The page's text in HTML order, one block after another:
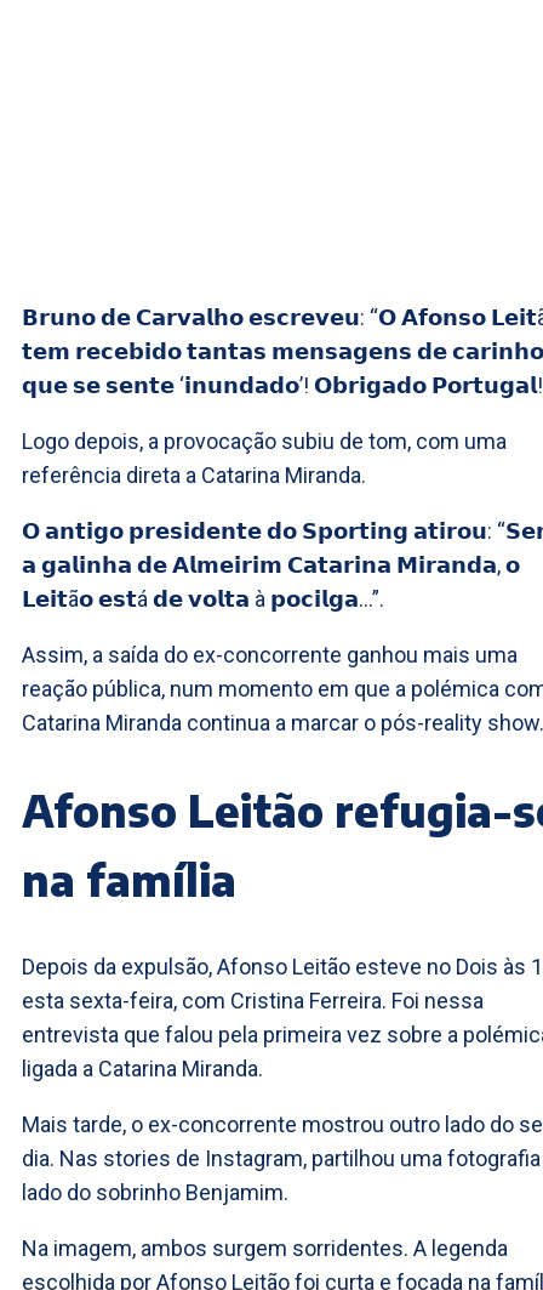
𝗕𝗿𝘂𝗻𝗼 𝗱𝗲 𝗖𝗮𝗿𝘃𝗮𝗹𝗵𝗼 𝗲𝘀𝗰𝗿𝗲𝘃𝗲𝘂: “𝗢 𝗔𝗳𝗼𝗻𝘀𝗼
𝘁𝗲𝗺 𝗿𝗲𝗰𝗲𝗯𝗶𝗱𝗼 𝘁𝗮𝗻𝘁𝗮𝘀 𝗺𝗲𝗻𝘀𝗮𝗴𝗲𝗻𝘀 𝗱𝗲 𝗰𝗮𝗿𝗶𝗻𝗵𝗼
𝗾𝘂𝗲 𝘀𝗲 𝘀𝗲𝗻𝘁𝗲 ‘𝗶𝗻𝘂𝗻𝗱𝗮𝗱𝗼’! 𝗢𝗯𝗿𝗶𝗴𝗮𝗱𝗼
Logo depois, a provocação subiu de tom, com uma
referência direta a Catarina Miranda.
𝗢 𝗮𝗻𝘁𝗶𝗴𝗼 𝗽𝗿𝗲𝘀𝗶𝗱𝗲𝗻𝘁𝗲 𝗱𝗼 𝗦𝗽𝗼𝗿𝘁𝗶𝗻𝗴 𝗮𝘁𝗶𝗿𝗼𝘂:
𝗮 𝗴𝗮𝗹𝗶𝗻𝗵𝗮 𝗱𝗲 𝗔𝗹𝗺𝗲𝗶𝗿𝗶𝗺 𝗖𝗮𝘁𝗮𝗿𝗶𝗻𝗮 𝗠𝗶𝗿𝗮𝗻𝗱𝗮, 𝗼
𝗟𝗲𝗶𝘁ã𝗼 𝗲𝘀𝘁á 𝗱𝗲 𝘃𝗼𝗹𝘁𝗮 à 𝗽𝗼𝗰𝗶𝗹𝗴𝗮…”.
Assim, a saída do ex-concorrente ganhou mais uma
reação pública, num momento em que a polémica
Catarina Miranda continua a marcar o pós-reality show.
Afonso Leitão refugia-
na família
Depois da expulsão, Afonso Leitão esteve no Dois às
esta sexta-feira, com Cristina Ferreira. Foi nessa
entrevista que falou pela primeira vez sobre a
ligada a Catarina Miranda.
Mais tarde, o ex-concorrente mostrou outro lado do
dia. Nas stories de Instagram, partilhou uma
lado do sobrinho Benjamim.
Na imagem, ambos surgem sorridentes. A legenda
escolhida por Afonso Leitão foi curta e focada na